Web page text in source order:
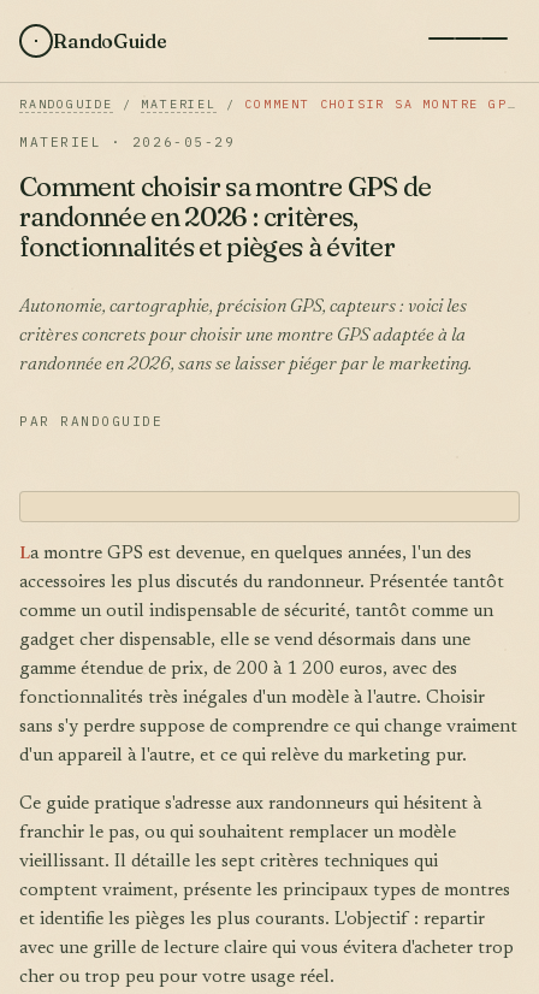
RandoGuide
RANDOGUIDE / MATERIEL / COMMENT CHOISIR SA MONTRE GPS DE RANDONNÉE EN 2026 : CRITÈRES, FONCTIONNALITÉS ET PIÈGES À ÉVITER
MATERIEL · 2026-05-29
Comment choisir sa montre GPS de
randonnée en 2026 : critères,
fonctionnalités et pièges à éviter
Autonomie, cartographie, précision GPS, capteurs : voici les
critères concrets pour choisir une montre GPS adaptée à la
randonnée en 2026, sans se laisser piéger par le marketing.
PAR RANDOGUIDE
La montre GPS est devenue, en quelques années, l'un des
accessoires les plus discutés du randonneur. Présentée tantôt
comme un outil indispensable de sécurité, tantôt comme un
gadget cher dispensable, elle se vend désormais dans une
gamme étendue de prix, de 200 à 1 200 euros, avec des
fonctionnalités très inégales d'un modèle à l'autre. Choisir
sans s'y perdre suppose de comprendre ce qui change vraiment
d'un appareil à l'autre, et ce qui relève du marketing pur.
Ce guide pratique s'adresse aux randonneurs qui hésitent à
franchir le pas, ou qui souhaitent remplacer un modèle
vieillissant. Il détaille les sept critères techniques qui
comptent vraiment, présente les principaux types de montres
et identifie les pièges les plus courants. L'objectif : repartir
avec une grille de lecture claire qui vous évitera d'acheter trop
cher ou trop peu pour votre usage réel.